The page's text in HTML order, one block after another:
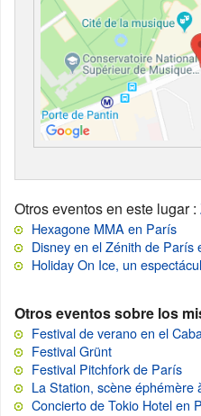
Otros eventos en este lugar:
Hexagone MMA en París
Disney en el Zénith de París
Holiday On Ice, un
Otros eventos sobre los
Festival de verano en el
Festival Grünt
Festival Pitchfork de París
La Station, scène éphémère
Concierto de Tokio Hotel en